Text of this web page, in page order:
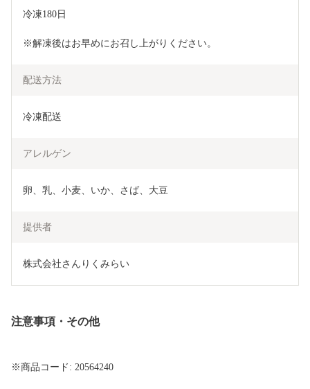
冷凍180日
※解凍後はお早めにお召し上がりください。
配送方法
冷凍配送
アレルゲン
卵、乳、小麦、いか、さば、大豆
提供者
株式会社さんりくみらい
注意事項・その他
※商品コード: 20564240